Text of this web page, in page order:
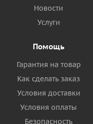
Новости
Услуги
Помощь
Гарантия на товар
Как сделать заказ
Условия доставки
Условия оплаты
Безопасность